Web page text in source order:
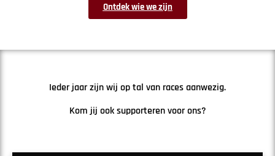
Ontdek wie we zijn
Ieder jaar zijn wij op tal van races aanwezig.
Kom jij ook supporteren voor ons?